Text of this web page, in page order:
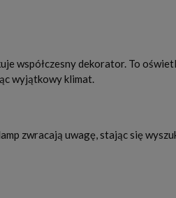
współczesny dekorator. To
wyjątkowy klimat.
zwracają uwagę, stając się